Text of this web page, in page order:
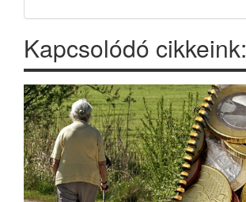
Kapcsolódó cikkeink: